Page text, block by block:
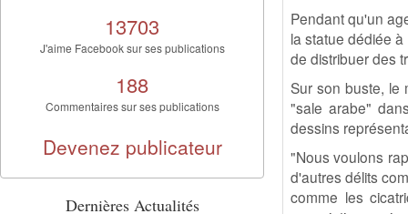
Pendant qu'un
la statue dédiée
de distribuer des
Sur son buste, le
"sale arabe"
dessins
"Nous voulons
d'autres délits
comme les
13703
J'aime Facebook sur ses publications
188
Commentaires sur ses publications
Devenez publicateur
Dernières Actualités